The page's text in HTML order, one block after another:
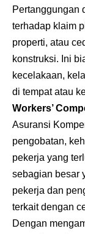
Pertanggungan
terhadap klaim
properti, atau
konstruksi. Ini
kecelakaan,
di tempat atau
Workers’
Asuransi
pengobatan,
pekerja yang
sebagian besar
pekerja dan
terkait dengan
Dengan